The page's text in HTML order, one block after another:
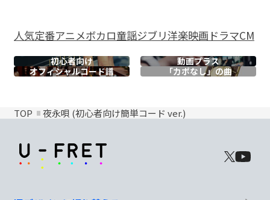
人気定番アニメボカロ童謡ジブリ洋楽映画ドラマCM
初心者向け
動画プラス
オフィシャルコード譜 「カポなし」の曲
TOP 夜永唄 (初心者向け簡単コード ver.)